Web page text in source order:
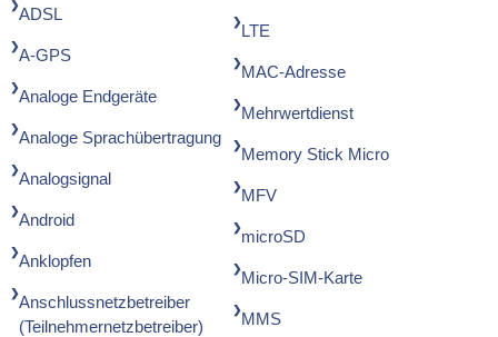
ADSL
A-GPS
Analoge Endgeräte
Analoge Sprachübertragung
Analogsignal
Android
Anklopfen
Anschlussnetzbetreiber
(Teilnehmernetzbetreiber)
LTE
MAC-Adresse
Mehrwertdienst
Memory Stick Micro
MFV
microSD
Micro-SIM-Karte
MMS